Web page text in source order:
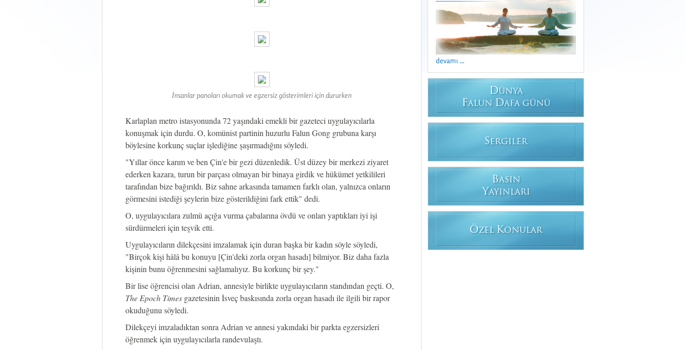
İnsanlar panoları okumak ve egzersiz gösterimleri için dururken
Karlaplan metro istasyonunda 72 yaşındaki emekli bir gazeteci uygulayıcılarla
konuşmak için durdu. O, komünist partinin huzurlu Falun Gong grubuna karşı
böylesine korkunç suçlar işlediğine şaşırmadığını söyledi.
"Yıllar önce karım ve ben Çin'e bir gezi düzenledik. Üst düzey bir merkezi ziyaret
ederken kazara, turun bir parçası olmayan bir binaya girdik ve hükümet yetkilileri
tarafından bize bağırıldı. Biz sahne arkasında tamamen farklı olan, yalnızca onların
görmesini istediği şeylerin bize gösterildiğini fark ettik" dedi.
O, uygulayıcılara zulmü açığa vurma çabalarına övdü ve onları yaptıkları iyi işi
sürdürmeleri için teşvik etti.
Uygulayıcıların dilekçesini imzalamak için duran başka bir kadın söyle söyledi,
"Birçok kişi hâlâ bu konuyu [Çin'deki zorla organ hasadı] bilmiyor. Biz daha fazla
kişinin bunu öğrenmesini sağlamalıyız. Bu korkunç bir şey."
Bir lise öğrencisi olan Adrian, annesiyle birlikte uygulayıcıların standından geçti. O,
The Epoch Times gazetesinin İsveç baskısında zorla organ hasadı ile ilgili bir rapor
okuduğunu söyledi.
Dilekçeyi imzaladıktan sonra Adrian ve annesi yakındaki bir parkta egzersizleri
öğrenmek için uygulayıcılarla randevulaştı.
devamı ...
DÜNYA
FALUN DAFA GÜNÜ
SERGILER
BASIN
YAYINLARI
ÖZEL KONULAR